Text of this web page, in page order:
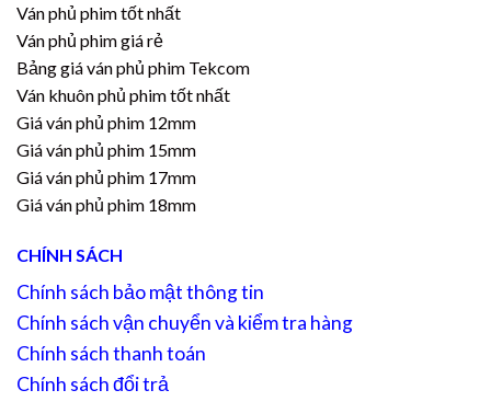
Ván phủ phim tốt nhất
Ván phủ phim giá rẻ
Bảng giá ván phủ phim Tekcom
Ván khuôn phủ phim tốt nhất
Giá ván phủ phim 12mm
Giá ván phủ phim 15mm
Giá ván phủ phim 17mm
Giá ván phủ phim 18mm
CHÍNH SÁCH
Chính sách bảo mật thông tin
Chính sách vận chuyển và kiểm tra hàng
Chính sách thanh toán
Chính sách đổi trả